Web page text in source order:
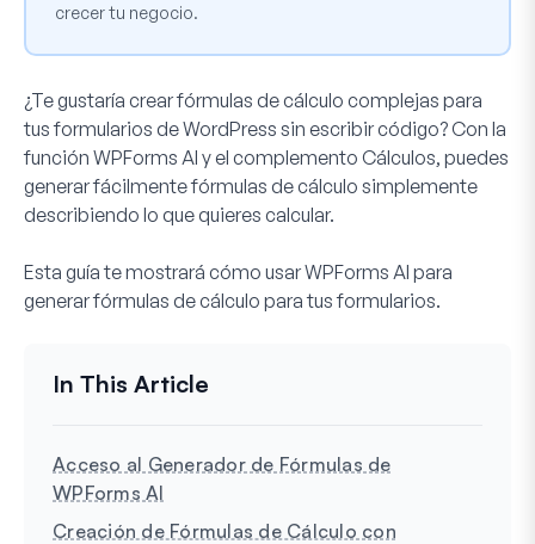
crecer tu negocio.
¿Te gustaría crear fórmulas de cálculo complejas para
tus formularios de WordPress sin escribir código? Con la
función WPForms AI y el complemento Cálculos, puedes
generar fácilmente fórmulas de cálculo simplemente
describiendo lo que quieres calcular.
Esta guía te mostrará cómo usar WPForms AI para
generar fórmulas de cálculo para tus formularios.
Acceso al Generador de Fórmulas de
WPForms AI
Creación de Fórmulas de Cálculo con